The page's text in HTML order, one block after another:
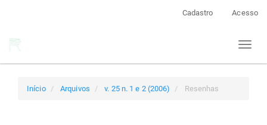
Cadastro Acesso
Toggle
Início Arquivos v. 25 n. 1 e 2 (2006) Resenhas